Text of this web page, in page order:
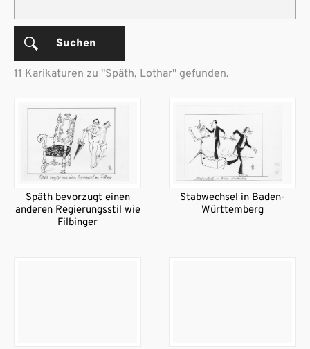
Suchen
11 Karikaturen zu "Späth, Lothar" gefunden.
Späth bevorzugt einen
anderen Regierungsstil wie
Filbinger
Stabwechsel in Baden-
Württemberg